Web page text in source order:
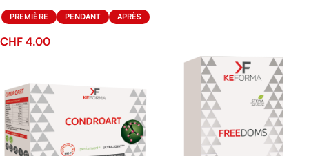
PREMIÈRE PENDANT APRÈS
CHF 4.00